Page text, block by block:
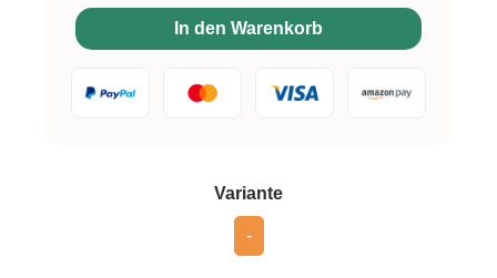
Varianteauswählen
-
In den Warenkorb